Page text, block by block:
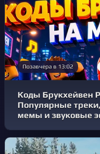
Позавчера в 13:02
Коды Брукхейвен
Популярные
мемы и звуковые